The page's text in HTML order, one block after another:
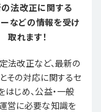
法改正に関する
などの情報を受け
取れます！
法改正など、最新の
その対応に関するセ
はじめ、公益・一般
営に必要な知識を